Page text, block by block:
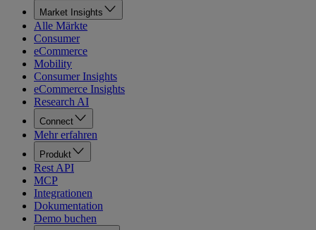
Market Insights
Alle Märkte
Consumer
eCommerce
Mobility
Consumer Insights
eCommerce Insights
Research AI
Connect
Mehr erfahren
Produkt
Rest API
MCP
Integrationen
Dokumentation
Demo buchen